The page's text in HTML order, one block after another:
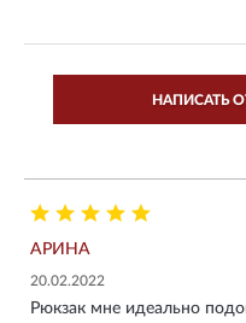
НАПИСАТЬ
АРИНА
20.02.2022
Рюкзак мне идеально